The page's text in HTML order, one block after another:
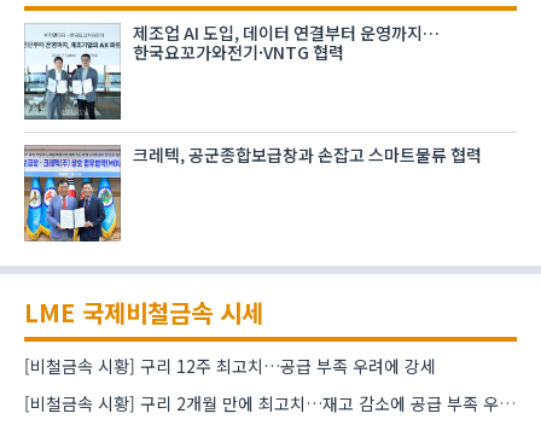
제조업 AI 도입, 데이터 연결부터 운영까지…
한국요꼬가와전기·VNTG 협력
크레텍, 공군종합보급창과 손잡고 스마트물류 협력
LME 국제비철금속 시세
[비철금속 시황] 구리 12주 최고치…공급 부족 우려에 강세
[비철금속 시황] 구리 2개월 만에 최고치…재고 감소에 공급 부족 우려 확대